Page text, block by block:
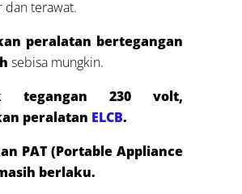
dan terawat.
peralatan bertegangan
sebisa mungkin.
tegangan 230 volt,
peralatan ELCB.
PAT (Portable Appliance
berlaku.